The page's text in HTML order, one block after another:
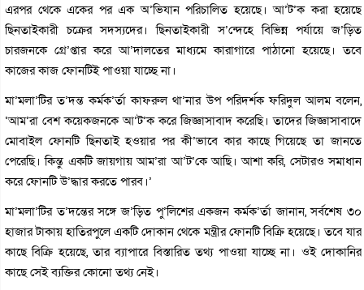
এরপর থেকে একের পর এক অ’ভিযান পরিচালিত হয়েছে। আ’ট’ক করা হয়েছে
ছিনতাইকারী চক্রের সদস্যদের। ছিনতাইকারী স’ন্দেহে বিভিন্ন পর্যায়ে জ’ড়িত
চারজনকে গ্রে’প্তার করে আ’দালতের মাধ্যমে কারাগারে পাঠানো হয়েছে। তবে
কাজের কাজ ফোনটিই পাওয়া যাচ্ছে না।
মা’মলা’টির ত’দন্ত কর্মক’র্তা কাফরুল থা’নার উপ পরিদর্শক ফরিদুল আলম বলেন,
‘আম’রা বেশ কয়েকজনকে আ’ট’ক করে জিজ্ঞাসাবাদ করেছি। তাদের জিজ্ঞাসাবাদে
মোবাইল ফোনটি ছিনতাই হওয়ার পর কী’ভাবে কার কাছে গিয়েছে তা জানতে
পেরেছি। কিন্তু একটি জায়গায় আম’রা আ’ট’কে আছি। আশা করি, সেটারও সমাধান
করে ফোনটি উ’দ্ধার করতে পারব।’
মা’মলা’টির ত’দন্তের সঙ্গে জ’ড়িত পু’লিশের একজন কর্মক’র্তা জানান, সর্বশেষ ৩০
হাজার টাকায় হাতিরপুলে একটি দোকান থেকে মন্ত্রীর ফোনটি বিক্রি হয়েছে। তবে যার
কাছে বিক্রি হয়েছে, তার ব্যাপারে বিস্তারিত তথ্য পাওয়া যাচ্ছে না। ওই দোকানির
কাছে সেই ব্যক্তির কোনো তথ্য নেই।